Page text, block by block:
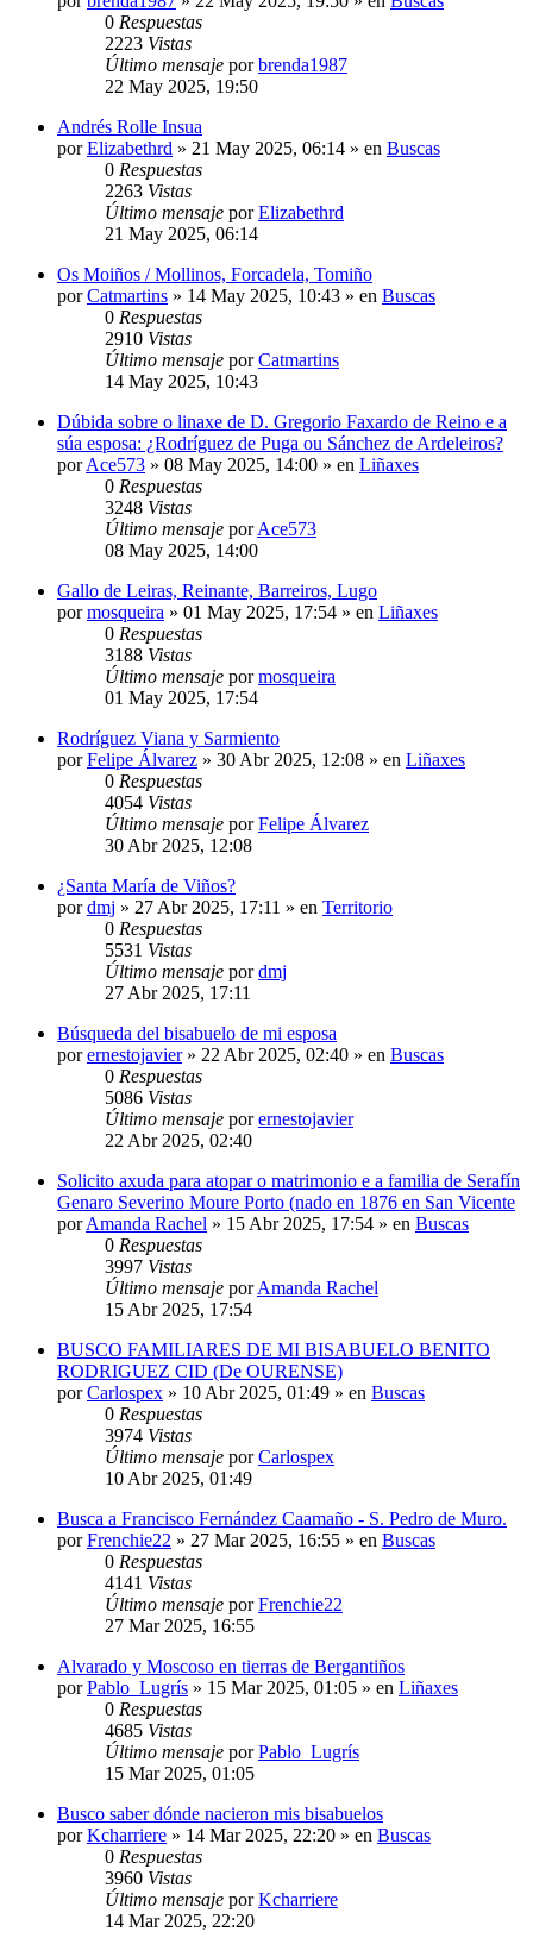
0 Respuestas
2223 Vistas
Último mensaje porbrenda1987
22 May 2025, 19:50
Andrés Rolle Insua
porElizabethrd » 21 May 2025, 06:14 » en Buscas
0 Respuestas
2263 Vistas
Último mensaje porElizabethrd
21 May 2025, 06:14
Os Moiños / Mollinos, Forcadela, Tomiño
porCatmartins » 14 May 2025, 10:43 » en Buscas
0 Respuestas
2910 Vistas
Último mensaje porCatmartins
14 May 2025, 10:43
Dúbida sobre o linaxe de D. Gregorio Faxardo de Reino e a
súa esposa: ¿Rodríguez de Puga ou Sánchez de Ardeleiros?
porAce573 » 08 May 2025, 14:00 » en Liñaxes
0 Respuestas
3248 Vistas
Último mensaje porAce573
08 May 2025, 14:00
Gallo de Leiras, Reinante, Barreiros, Lugo
pormosqueira » 01 May 2025, 17:54 » en Liñaxes
0 Respuestas
3188 Vistas
Último mensaje pormosqueira
01 May 2025, 17:54
Rodríguez Viana y Sarmiento
porFelipe Álvarez » 30 Abr 2025, 12:08 » en Liñaxes
0 Respuestas
4054 Vistas
Último mensaje porFelipe Álvarez
30 Abr 2025, 12:08
¿Santa María de Viños?
pordmj » 27 Abr 2025, 17:11 » en Territorio
0 Respuestas
5531 Vistas
Último mensaje pordmj
27 Abr 2025, 17:11
Búsqueda del bisabuelo de mi esposa
porernestojavier» 22 Abr 2025, 02:40 » en Buscas
0 Respuestas
5086 Vistas
Último mensaje porernestojavier
22 Abr 2025, 02:40
Solicito axuda para atopar o matrimonio e a familia de Serafín
Genaro Severino Moure Porto (nado en 1876 en San Vicente
porAmanda Rachel » 15 Abr 2025, 17:54 » en Buscas
0 Respuestas
3997 Vistas
Último mensaje porAmanda Rachel
15 Abr 2025, 17:54
BUSCO FAMILIARES DE MI BISABUELO BENITO
RODRIGUEZ CID (De OURENSE)
porCarlospex » 10 Abr 2025, 01:49 » en Buscas
0 Respuestas
3974 Vistas
Último mensaje porCarlospex
10 Abr 2025, 01:49
Busca a Francisco Fernández Caamaño - S. Pedro de Muro.
porFrenchie22 » 27 Mar 2025, 16:55 » en Buscas
0 Respuestas
4141 Vistas
Último mensaje porFrenchie22
27 Mar 2025, 16:55
Alvarado y Moscoso en tierras de Bergantiños
porPablo_Lugrís » 15 Mar 2025, 01:05 » en Liñaxes
0 Respuestas
4685 Vistas
Último mensaje porPablo_Lugrís
15 Mar 2025, 01:05
Busco saber dónde nacieron mis bisabuelos
porKcharriere » 14 Mar 2025, 22:20 » en Buscas
0 Respuestas
3960 Vistas
Último mensaje porKcharriere
14 Mar 2025, 22:20